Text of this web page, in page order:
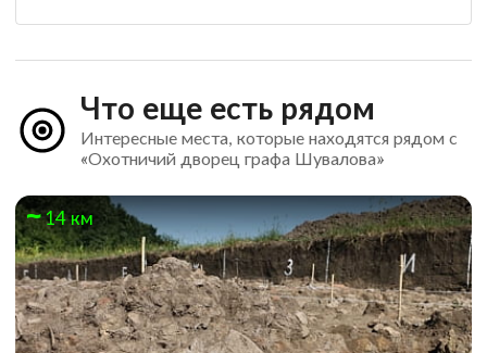
Что еще есть рядом
Интересные места, которые находятся рядом с
«Охотничий дворец графа Шувалова»
14 км